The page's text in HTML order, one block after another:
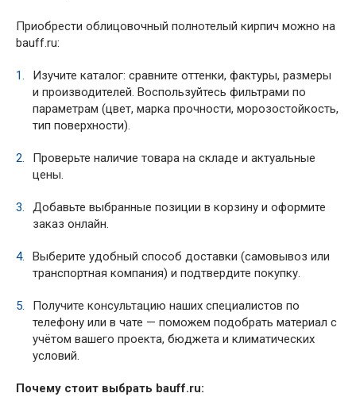
Приобрести облицовочный полнотелый кирпич можно на
bauff.ru:
Изучите каталог: сравните оттенки, фактуры, размеры
и производителей. Воспользуйтесь фильтрами по
параметрам (цвет, марка прочности, морозостойкость,
тип поверхности).
Проверьте наличие товара на складе и актуальные
цены.
Добавьте выбранные позиции в корзину и оформите
заказ онлайн.
Выберите удобный способ доставки (самовывоз или
транспортная компания) и подтвердите покупку.
Получите консультацию наших специалистов по
телефону или в чате — поможем подобрать материал с
учётом вашего проекта, бюджета и климатических
условий.
Почему стоит выбрать bauff.ru: